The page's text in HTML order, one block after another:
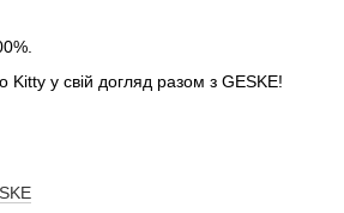
Kitty у свій догляд разом з GESKE!